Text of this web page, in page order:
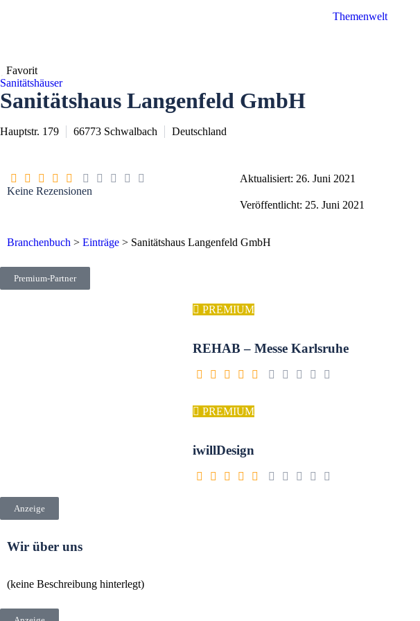
Themenwelt
Favorit
Sanitätshäuser
Sanitätshaus Langenfeld GmbH
Hauptstr. 179 66773 Schwalbach Deutschland
Keine Rezensionen
Aktualisiert: 26. Juni 2021
Veröffentlicht: 25. Juni 2021
Branchenbuch > Einträge > Sanitätshaus Langenfeld GmbH
Premium-Partner
PREMIUM
REHAB – Messe Karlsruhe
PREMIUM
iwillDesign
Anzeige
Wir über uns
(keine Beschreibung hinterlegt)